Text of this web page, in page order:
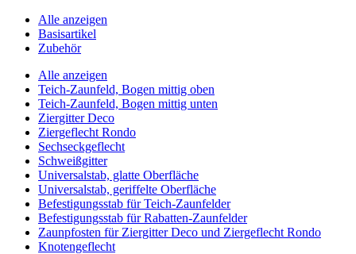
Alle anzeigen
Basisartikel
Zubehör
Alle anzeigen
Teich-Zaunfeld, Bogen mittig oben
Teich-Zaunfeld, Bogen mittig unten
Ziergitter Deco
Ziergeflecht Rondo
Sechseckgeflecht
Schweißgitter
Universalstab, glatte Oberfläche
Universalstab, geriffelte Oberfläche
Befestigungsstab für Teich-Zaunfelder
Befestigungsstab für Rabatten-Zaunfelder
Zaunpfosten für Ziergitter Deco und Ziergeflecht Rondo
Knotengeflecht